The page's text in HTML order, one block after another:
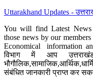
Uttarakhand Updates -
You will find Latest News
those news by our
Economical information
विभाग में आप
संबंधित जानकारी प्राप्त कर